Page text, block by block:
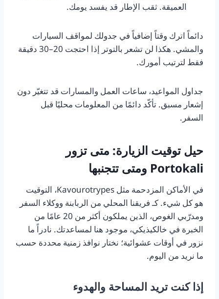
العميقة. ثقب الإطار قد يفسد يومك.
دائماً اترك وقتاً إضافياً في جدولك لمواقف السيارات
والمشي. هكذا لن تشعر بالتوتر إذا احتجت 20–30 دقيقة
فقط لترتيب أمورك.
جداول المواعيد، ساعات العمل والمسارات قد تتغيّر دون
إشعار مسبق. تأكّد دائمًا من المعلومات محليًا قبل
السفر.
حيل توقيت الزيارة: متى تزور
Portokali ومتى تتجنبها
في الأماكن المزدحمة مثل Kavourotrypes، التوقيت
هو كل شيء. كـفريقنا المحلي من الربابنة ووكلاء السفر
ومدرّبي الغوص، الذين يملكون أكثر من 20 عامًا من
الخبرة في خالكيذيكي، موجود هنا لمساعدتك. نادراً ما
نزور في أوقات عشوائية؛ نختار نوافذ زمنية محددة حسب
ما نريد من اليوم.
إذا كنت تريد المساحة والهدوء